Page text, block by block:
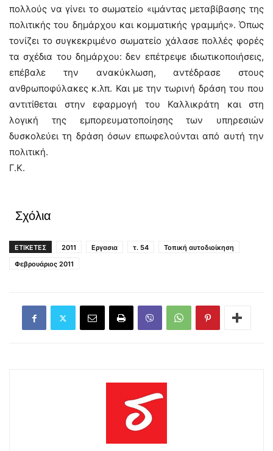
πολλούς να γίνει το σωματείο «ιμάντας μεταβίβασης της
πολιτικής του δημάρχου και κομματικής γραμμής». Όπως
τονίζει το συγκεκριμένο σωματείο χάλασε πολλές φορές
τα σχέδια του δημάρχου: δεν επέτρεψε ιδιωτικοποιήσεις,
επέβαλε την ανακύκλωση, αντέδρασε στους
ανθρωποφύλακες κ.λπ. Και με την τωρινή δράση του που
αντιτίθεται στην εφαρμογή του Καλλικράτη και στη
λογική της εμπορευματοποίησης των υπηρεσιών
δυσκολεύει τη δράση όσων επωφελούνται από αυτή την
πολιτική.
Γ.Κ.
Σχόλια
ΕΤΙΚΕΤΕΣ 2011 Εργασια τ. 54
Τοπική αυτοδιοίκηση
Φεβρουάριος 2011